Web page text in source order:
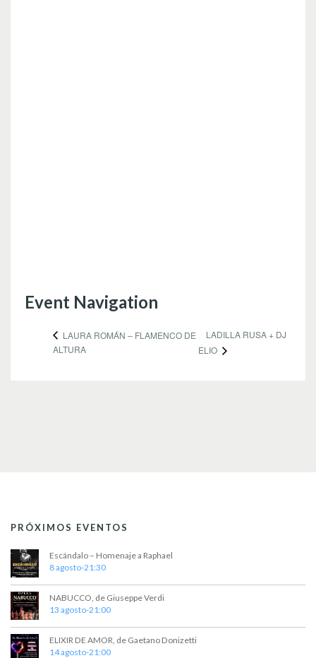
Event Navigation
LAURA ROMÁN – FLAMENCO DE
ALTURA
LADILLA RUSA + DJ
ELIO
PRÓXIMOS EVENTOS
Escándalo – Homenaje a Raphael
8 agosto-21:30
NABUCCO, de Giuseppe Verdi
13 agosto-21:00
ELIXIR DE AMOR, de Gaetano Donizetti
14 agosto-21:00